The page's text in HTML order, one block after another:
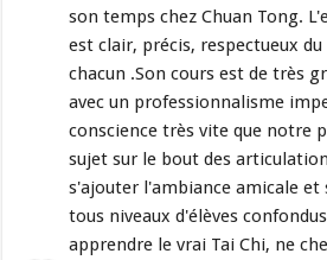
son temps chez Chuan Tong.
est clair, précis, respectueux
chacun .Son cours est de très
avec un professionnalisme
conscience très vite que notre
sujet sur le bout des
s'ajouter l'ambiance amicale et
tous niveaux d'élèves
apprendre le vrai Tai Chi, ne